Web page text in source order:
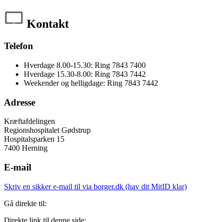
Kontakt
Telefon
Hverdage 8.00-15.30: Ring 7843 7400
Hverdage 15.30-8.00: Ring 7843 7442
Weekender og helligdage: Ring 7843 7442
Adresse
Kræftafdelingen
Regionshospitalet Gødstrup
Hospitalsparken 15
7400 Herning
E-mail
Skriv en sikker e-mail til via borger.dk (hav dit MitID klar)
Gå direkte til:
Direkte link til denne side: